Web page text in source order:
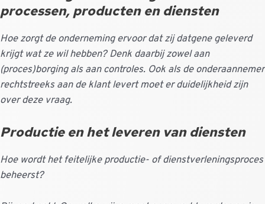
processen, producten en diensten
Hoe zorgt de onderneming ervoor dat zij datgene geleverd
krijgt wat ze wil hebben? Denk daarbij zowel aan
(proces)borging als aan controles. Ook als de onderaannemer
rechtstreeks aan de klant levert moet er duidelijkheid zijn
over deze vraag.
Productie en het leveren van diensten
Hoe wordt het feitelijke productie- of dienstverleningsproces
beheerst?